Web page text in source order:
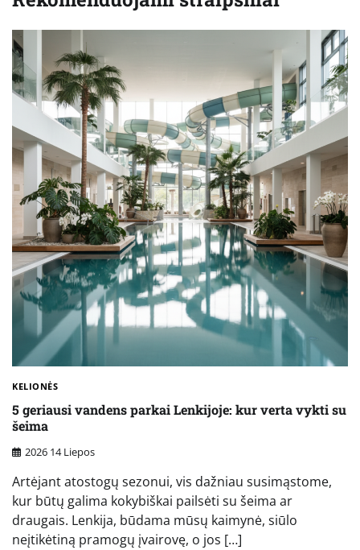
KELIONĖS
5 geriausi vandens parkai Lenkijoje: kur verta vykti su
šeima
2026 14 Liepos
Artėjant atostogų sezonui, vis dažniau susimąstome,
kur būtų galima kokybiškai pailsėti su šeima ar
draugais. Lenkija, būdama mūsų kaimynė, siūlo
neįtikėtiną pramogų įvairovę, o jos […]